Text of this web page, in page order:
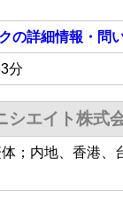
の詳細情報・問
分
シエイト株式
；内地、香港、